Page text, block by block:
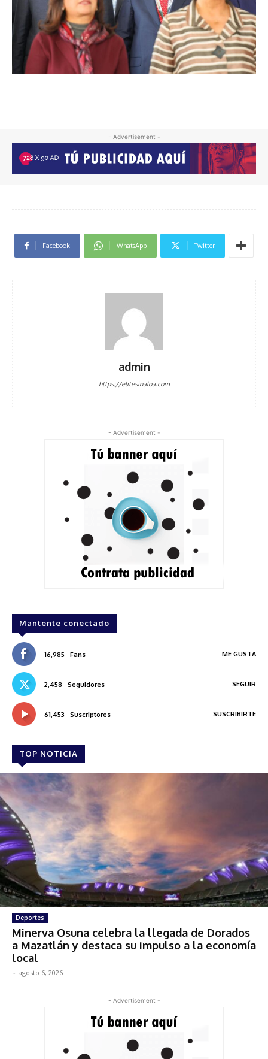
- Advertisement -
Facebook WhatsApp Twitter
admin
https://elitesinaloa.com
- Advertisement -
Mantente conectado
16,985 Fans ME GUSTA
2,458 Seguidores SEGUIR
61,453 Suscriptores SUSCRIBIRTE
TOP NOTICIA
Deportes
Minerva Osuna celebra la llegada de Dorados
a Mazatlán y destaca su impulso a la economía
local
- agosto 6, 2026
- Advertisement -